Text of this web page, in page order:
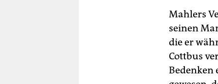
Mahlers
seinen
die er
Cottbus
Bedenken